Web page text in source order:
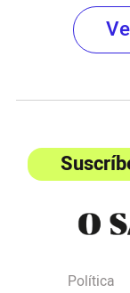
Política